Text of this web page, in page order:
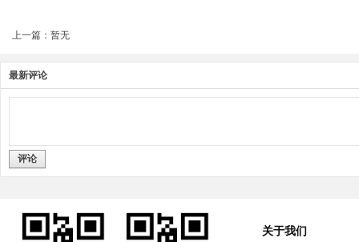
上一篇：暂无
最新评论
评论
关于我们